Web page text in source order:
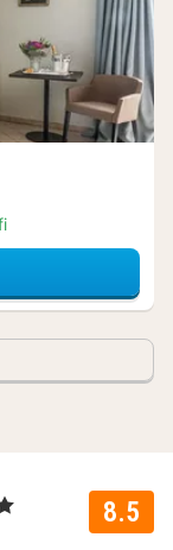
Samen
8.5